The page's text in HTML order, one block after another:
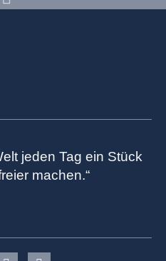
jeden Tag ein Stück
machen.“